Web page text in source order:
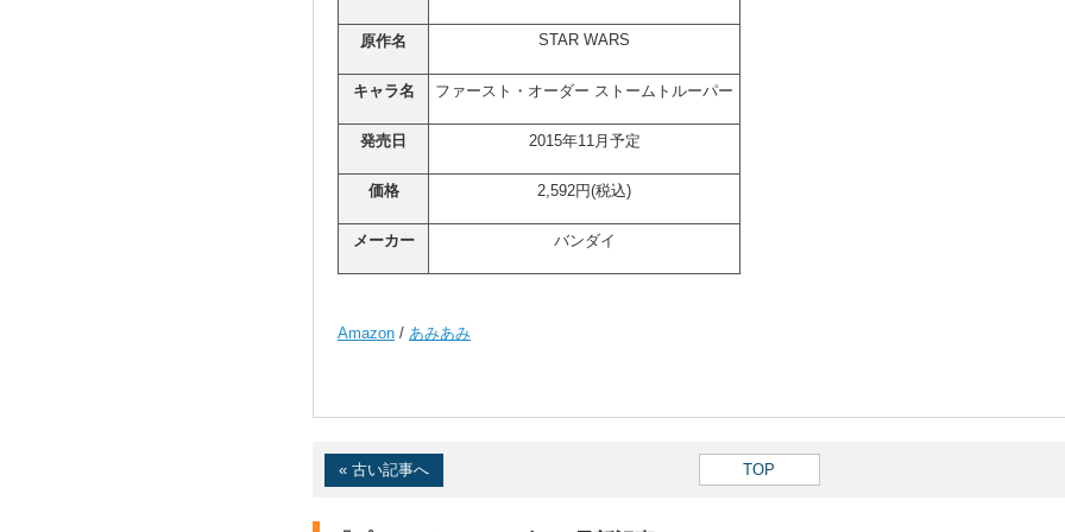
原作名 STAR WARS
キャラ名 ファースト・オーダー ストームトルーパー
発売日 2015年11月予定
価格 2,592円(税込)
メーカー バンダイ
Amazon / あみあみ
« 古い記事へ TOP